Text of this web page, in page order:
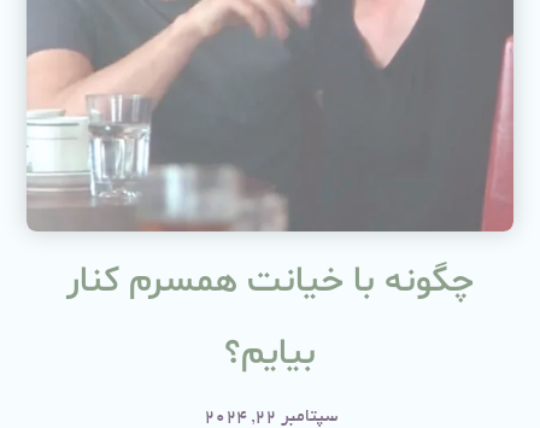
چگونه با خیانت همسرم کنار
بیایم؟
سپتامبر 22, 2024